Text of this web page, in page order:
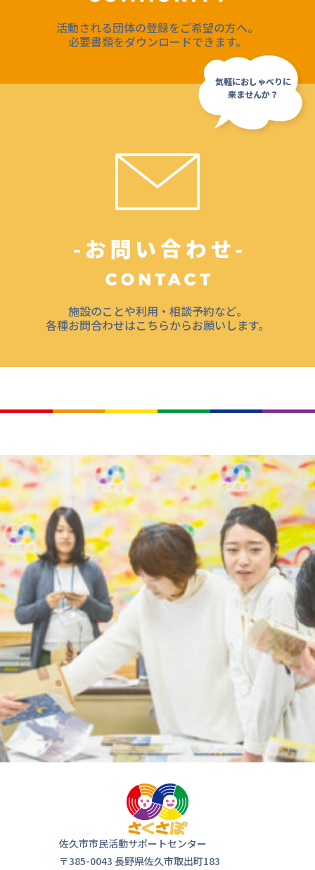
活動される団体の登録をご希望の方へ。
必要書類をダウンロードできます。
気軽に
来ま
施設のことや利用・相談予約など。
各種お問合わせはこちらからお願いします。
佐久市市民活動サポートセンター
〒385-0043 長野県佐久市取出町183